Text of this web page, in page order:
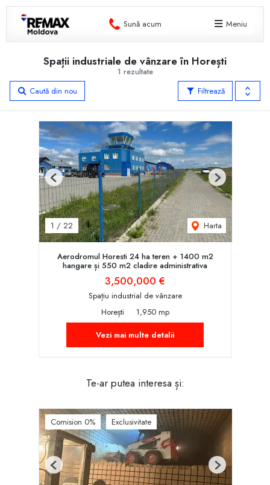
Sună acum Meniu
1 rezultate
Spații industriale de vânzare în Horești
Filtrează
Caută din nou
1 / 22 Harta
Previous Next
Aerodromul Horesti 24 ha teren + 1400 m2
hangare și 550 m2 cladire administrativa
3,500,000 €
Spațiu industrial de vânzare
Horești
1,950 mp
Vezi mai multe detalii
Te-ar putea interesa și:
Comision 0% Exclusivitate
Previous Next